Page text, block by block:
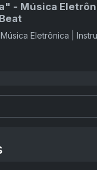
- Música
Eletrônica |